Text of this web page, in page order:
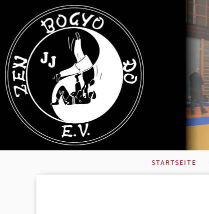
STARTSEITE